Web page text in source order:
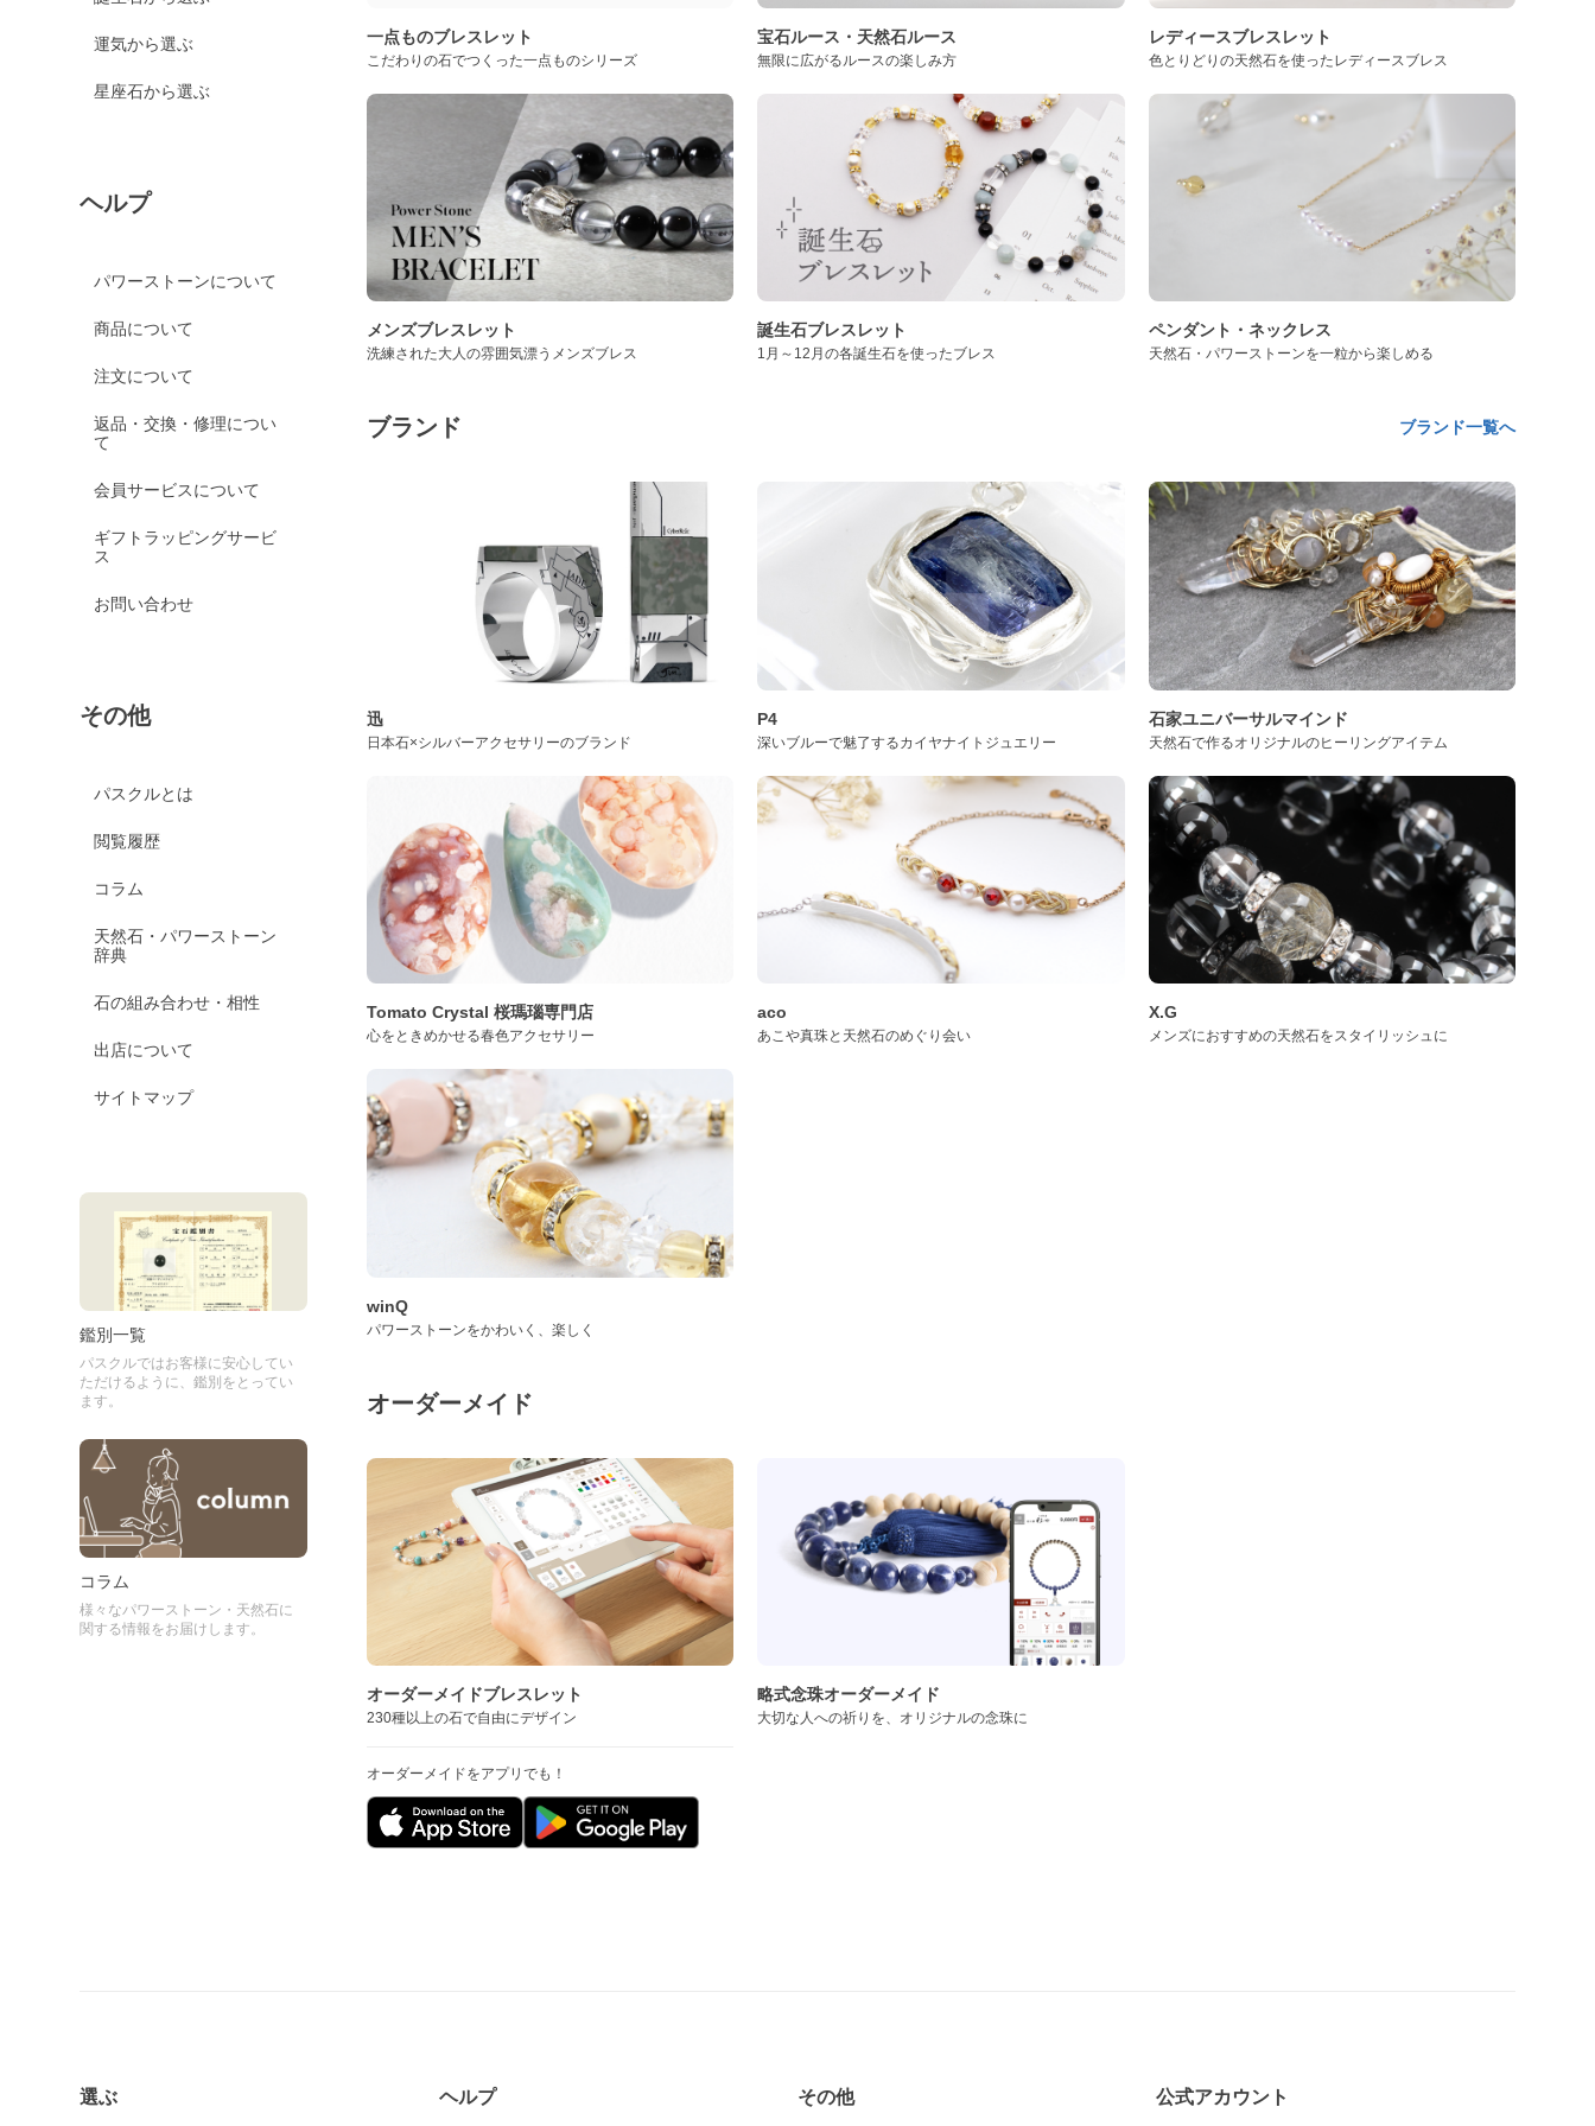
運気から選ぶ
星座石から選ぶ
ヘルプ
パワーストーンについて
商品について
注文について
返品・交換・修理につい
て
会員サービスについて
ギフトラッピングサービ
ス
お問い合わせ
その他
パスクルとは
閲覧履歴
コラム
天然石・パワーストーン
辞典
石の組み合わせ・相性
出店について
サイトマップ
鑑別一覧
パスクルではお客様に安心してい
ただけるように、鑑別をとってい
ます。
コラム
様々なパワーストーン・天然石に
関する情報をお届けします。
一点ものブレスレット
こだわりの石でつくった一点ものシリーズ
宝石ルース・天然石ルース
無限に広がるルースの楽しみ方
レディースブレスレット
色とりどりの天然石を使ったレディースブレス
メンズブレスレット
洗練された大人の雰囲気漂うメンズブレス
誕生石ブレスレット
1月～12月の各誕生石を使ったブレス
ペンダント・ネックレス
天然石・パワーストーンを一粒から楽しめる
ブランド ブランド一覧へ
迅
日本石×シルバーアクセサリーのブランド
P4
深いブルーで魅了するカイヤナイトジュエリー
石家ユニバーサルマインド
天然石で作るオリジナルのヒーリングアイテム
Tomato Crystal 桜瑪瑙専門店
心をときめかせる春色アクセサリー
aco
あこや真珠と天然石のめぐり会い
X.G
メンズにおすすめの天然石をスタイリッシュに
winQ
パワーストーンをかわいく、楽しく
オーダーメイド
オーダーメイドブレスレット
230種以上の石で自由にデザイン
オーダーメイドをアプリでも！
略式念珠オーダーメイド
大切な人への祈りを、オリジナルの念珠に
選ぶ ヘルプ その他 公式アカウント